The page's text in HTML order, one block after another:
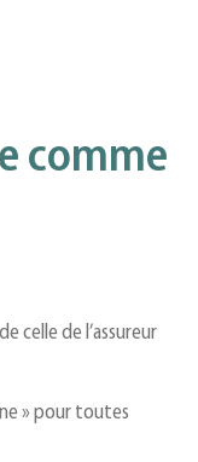
comme
celle de l’assureur
» pour toutes